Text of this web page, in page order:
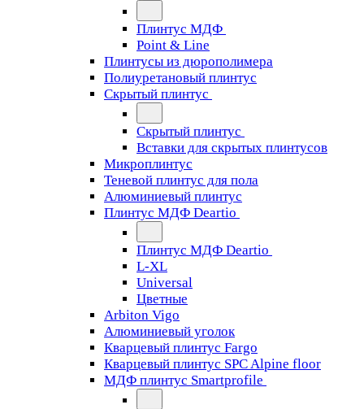
Плинтус МДФ
Point & Line
Плинтусы из дюрополимера
Полиуретановый плинтус
Скрытый плинтус
Скрытый плинтус
Вставки для скрытых плинтусов
Микроплинтус
Теневой плинтус для пола
Алюминиевый плинтус
Плинтус МДФ Deartio
Плинтус МДФ Deartio
L-XL
Universal
Цветные
Arbiton Vigo
Алюминиевый уголок
Кварцевый плинтус Fargo
Кварцевый плинтус SPC Alpine floor
МДФ плинтус Smartprofile